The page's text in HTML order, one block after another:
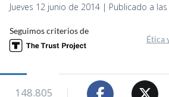
Jueves 12 junio de 2014 | Publicado a
Seguimos criterios de
Ética
148.805